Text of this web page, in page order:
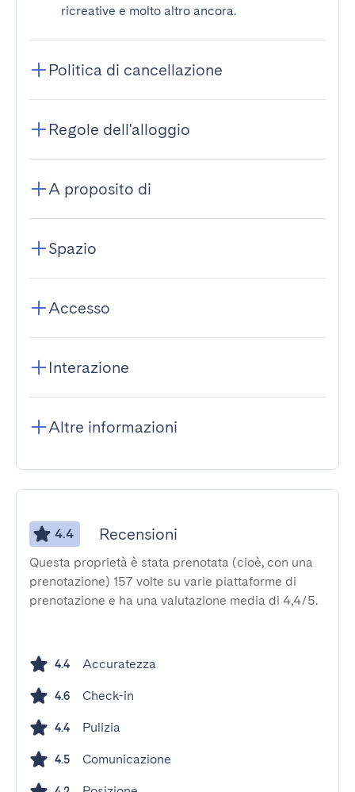
ricreative e molto altro ancora.
Politica di cancellazione
Regole dell'alloggio
A proposito di
Spazio
Accesso
Interazione
Altre informazioni
4.4 Recensioni
Questa proprietà è stata prenotata (cioè, con una
prenotazione) 157 volte su varie piattaforme di
prenotazione e ha una valutazione media di 4,4/5.
4.4 Accuratezza
4.6 Check-in
4.4 Pulizia
4.5 Comunicazione